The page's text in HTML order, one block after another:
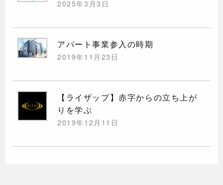
2025年3月3日
アパート事業参入の時期
2019年11月23日
【ライザップ】赤字からの立ち上が
りを学ぶ
2019年12月11日